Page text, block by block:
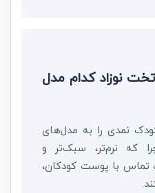
نوزاد کدام مدل
نمدی را به مدل‌های
که نرم‌تر، سبک‌تر و
تماس با پوست کودکان،